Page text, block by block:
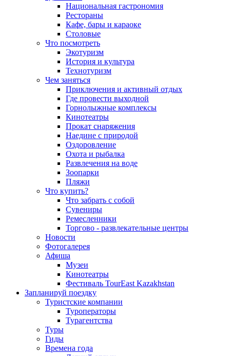
Национальная гастрономия
Рестораны
Кафе, бары и караоке
Столовые
Что посмотреть
Экотуризм
История и культура
Технотуризм
Чем заняться
Приключения и активный отдых
Где провести выходной
Горнолыжные комплексы
Кинотеатры
Прокат снаряжения
Наедине с природой
Оздоровление
Охота и рыбалка
Развлечения на воде
Зоопарки
Пляжи
Что купить?
Что забрать с собой
Сувениры
Ремесленники
Торгово - развлекательные центры
Новости
Фотогалерея
Афиша
Музеи
Кинотеатры
Фестиваль TourEast Kazakhstan
Запланируй поездку
Туристские компании
Туроператоры
Турагентства
Туры
Гиды
Времена года